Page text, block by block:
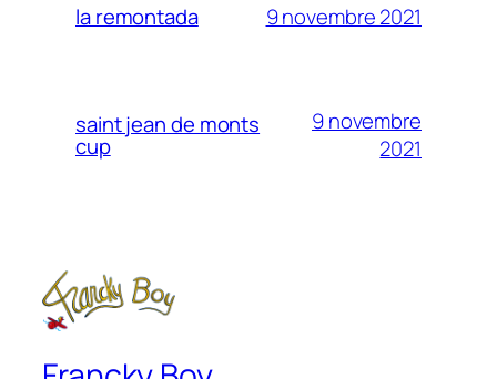
la remontada 9 novembre 2021
saint jean de monts
cup
9 novembre
2021